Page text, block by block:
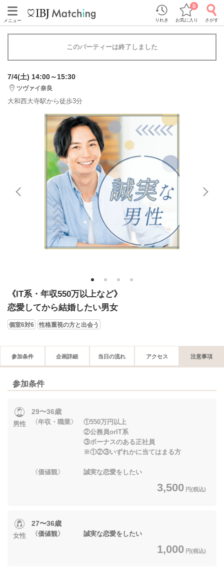
メニュー りれき お気に入り
0
さがす
このパーティーは終了しました
7/4(土) 14:00～15:30
ツヴァイ奈良
大和西大寺駅から徒歩3分
1 2 3 4
《IT系・年収550万以上など》
恋愛してから結婚したい男女
個室6対6 性格重視の方と出会う
参加条件 企画詳細 当日の流れ アクセス 注意事項
参加条件
男性
29〜36歳
〈年収・職業〉 ①550万円以上
②公務員orIT系
③ボーナスのある正社員
※①②③いずれかに当てはまる方
〈価値観〉 誠実な恋愛をしたい
3,500 円(税込)
女性
27〜36歳
〈価値観〉 誠実な恋愛をしたい
1,000 円(税込)